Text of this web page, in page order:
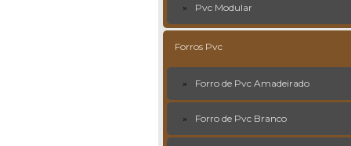
Pvc Modular
Forros Pvc
Forro de Pvc Amadeirado
Forro de Pvc Branco